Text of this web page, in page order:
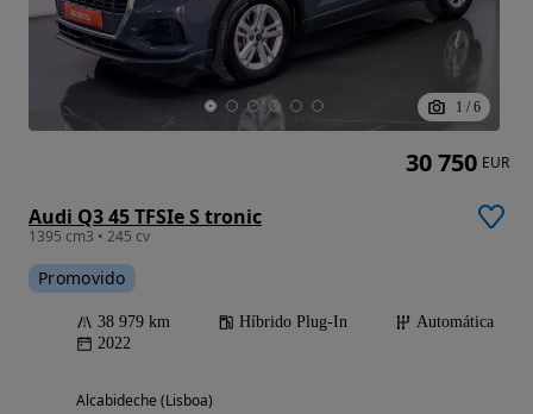
1 / 6
Audi Q3 45 TFSIe S tronic
1395 cm3 • 245 cv
Promovido
38 979 km Híbrido Plug-In
Automática
2022
Alcabideche (Lisboa)
30 750 EUR